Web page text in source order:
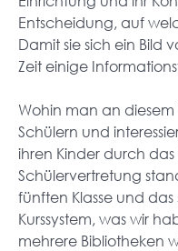
Entscheidung, auf
Damit sie sich ein Bild
Zeit einige
Wohin man an
Schülern und
ihren Kinder durch
Schülervertretung
fünften Klasse und
Kurssystem, was wir
mehrere Bibliotheken